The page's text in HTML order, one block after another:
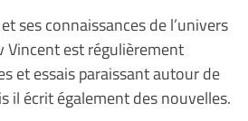
ses connaissances de l’univers
Vincent est régulièrement
et essais paraissant autour de
il écrit également des nouvelles.